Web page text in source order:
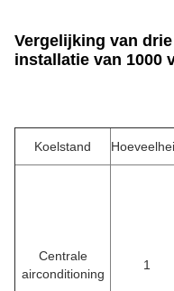
Vergelijking van
installatie van 1000
Koelstand
Centrale
airconditioning
1